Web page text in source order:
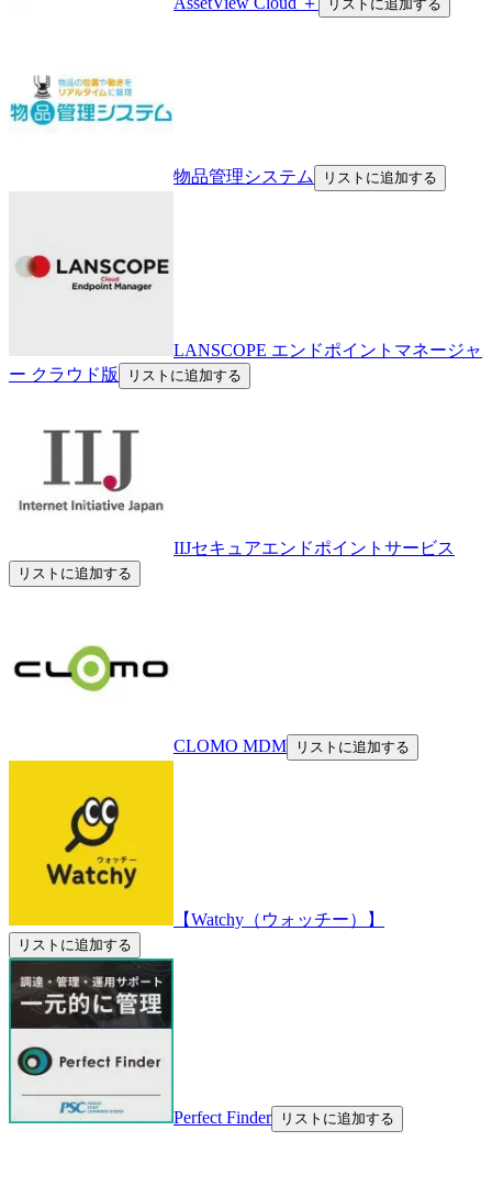
リストに追加する
物品管理システム リストに追加する
LANSCOPE エンドポイントマネージャ
ー クラウド版
リストに追加する
IIJセキュアエンドポイントサービス
リストに追加する
CLOMO MDM リストに追加する
【Watchy（ウォッチー）】
リストに追加する
Perfect Finder リストに追加する